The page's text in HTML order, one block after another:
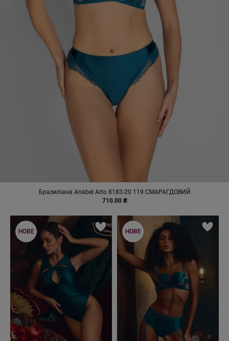
Бразиліана Anabel Arto 8183-20 119 СМАРАГДОВИЙ
710.00 ₴
НОВЕ НОВЕ